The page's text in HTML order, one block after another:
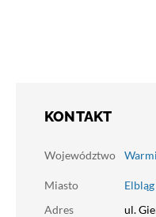
KONTAKT
Województwo
Miasto
Elbląg
Adres
ul.